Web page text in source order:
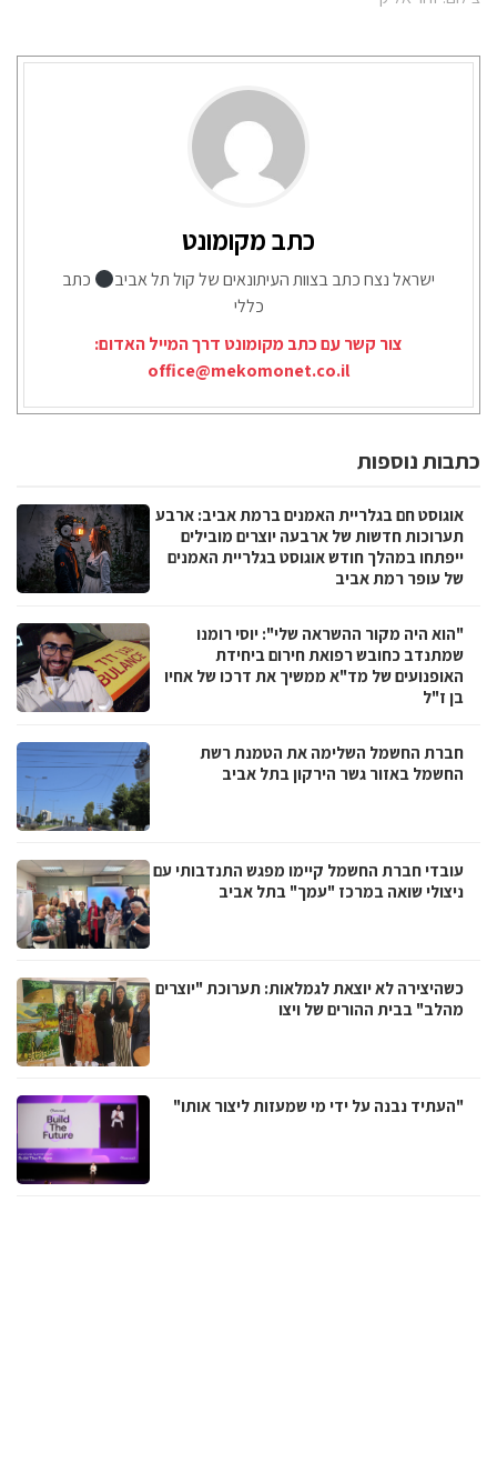
כתב מקומונט
ישראל נצח כתב בצוות העיתונאים של קול תל אביב
כתב
כללי
צור קשר עם כתב מקומונט דרך המייל האדום:
office@mekomonet.co.il
כתבות נוספות
אוגוסט חם בגלריית האמנים ברמת אביב: ארבע
תערוכות חדשות של ארבעה יוצרים מובילים
ייפתחו במהלך חודש אוגוסט בגלריית האמנים
של עופר רמת אביב
"הוא היה מקור ההשראה שלי": יוסי רומנו
שמתנדב כחובש רפואת חירום ביחידת
האופנועים של מד"א ממשיך את דרכו של אחיו
בן ז"ל
חברת החשמל השלימה את הטמנת רשת
החשמל באזור גשר הירקון בתל אביב
עובדי חברת החשמל קיימו מפגש התנדבותי עם
ניצולי שואה במרכז "עמך" בתל אביב
כשהיצירה לא יוצאת לגמלאות: תערוכת "יוצרים
מהלב" בבית ההורים של ויצו
"העתיד נבנה על ידי מי שמעזות ליצור אותו"